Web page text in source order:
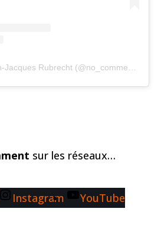
sur les réseaux…
Instagram YouTube